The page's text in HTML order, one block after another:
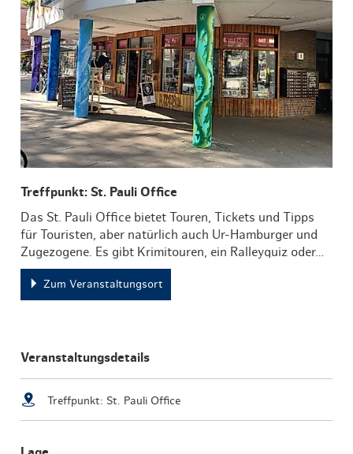
Treffpunkt: St. Pauli Office
Das St. Pauli Office bietet Touren, Tickets und Tipps
für Touristen, aber natürlich auch Ur-Hamburger und
Zugezogene. Es gibt Krimitouren, ein Ralleyquiz oder…
Zum Veranstaltungsort
Veranstaltungsdetails
Treffpunkt: St. Pauli Office